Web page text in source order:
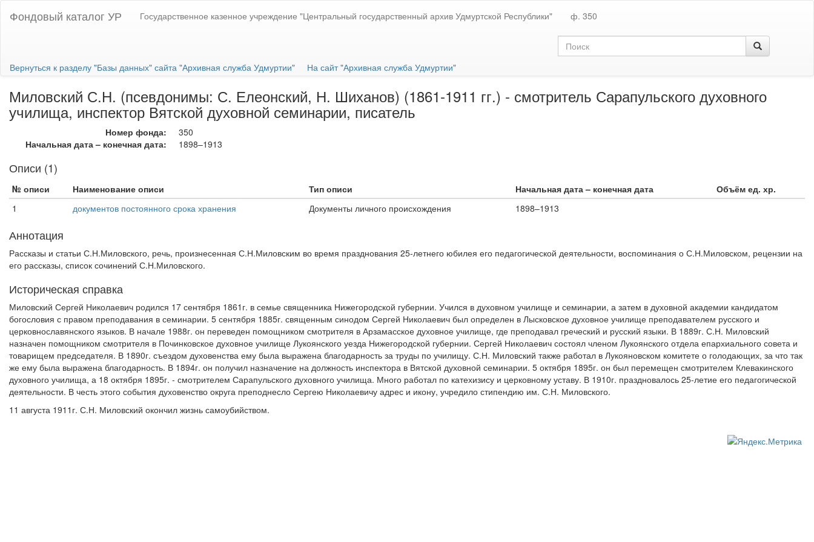
Фондовый каталог УР Государственное казенное учреждение "Центральный государственный архив Удмуртской Республики" ф. 350
Вернуться к разделу "Базы данных" сайта "Архивная служба Удмуртии" На сайт "Архивная служба Удмуртии"
Миловский С.Н. (псевдонимы: С. Елеонский, Н. Шиханов) (1861-1911 гг.) - смотритель Сарапульского духовного
училища, инспектор Вятской духовной семинарии, писатель
Номер фонда:
350
Начальная дата – конечная дата:
1898–1913
Описи (1)
№ описи Наименование описи Тип описи Начальная дата – конечная дата
Объём ед. хр.
1
документов постоянного срока хранения Документы личного происхождения 1898–1913
Аннотация
Рассказы и статьи С.Н.Миловского, речь, произнесенная С.Н.Миловским во время празднования 25-летнего юбилея его педагогической деятельности, воспоминания о С.Н.Миловском, рецензии на
его рассказы, список сочинений С.Н.Миловского.
Историческая справка
Миловский Сергей Николаевич родился 17 сентября 1861г. в семье священника Нижегородской губернии. Учился в духовном училище и семинарии, а затем в духовной академии кандидатом
богословия с правом преподавания в семинарии. 5 сентября 1885г. священным синодом Сергей Николаевич был определен в Лысковское духовное училище преподавателем русского и
церковнославянского языков. В начале 1988г. он переведен помощником смотрителя в Арзамасское духовное училище, где преподавал греческий и русский языки. В 1889г. С.Н. Миловский
назначен помощником смотрителя в Починковское духовное училище Лукоянского уезда Нижегородской губернии. Сергей Николаевич состоял членом Лукоянского отдела епархиального совета и
товарищем председателя. В 1890г. съездом духовенства ему была выражена благодарность за труды по училищу. С.Н. Миловский также работал в Лукояновском комитете о голодающих, за что так
же ему была выражена благодарность. В 1894г. он получил назначение на должность инспектора в Вятской духовной семинарии. 5 октября 1895г. он был перемещен смотрителем Клевакинского
духовного училища, а 18 октября 1895г. - смотрителем Сарапульского духовного училища. Много работал по катехизису и церковному уставу. В 1910г. праздновалось 25-летие его педагогической
деятельности. В честь этого события духовенство округа преподнесло Сергею Николаевичу адрес и икону, учредило стипендию им. С.Н. Миловского.
11 августа 1911г. С.Н. Миловский окончил жизнь самоубийством.